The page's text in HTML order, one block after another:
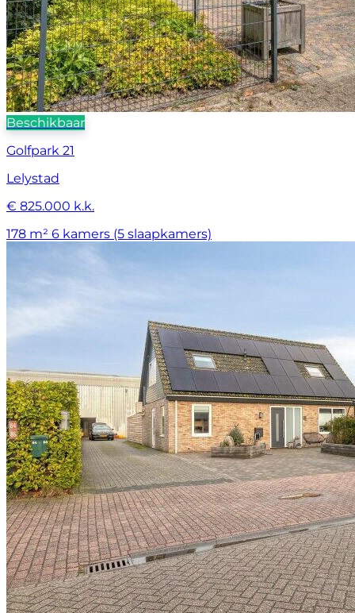
Beschikbaar
Golfpark 21
Lelystad
€ 825.000 k.k.
178 m² 6 kamers (5 slaapkamers)